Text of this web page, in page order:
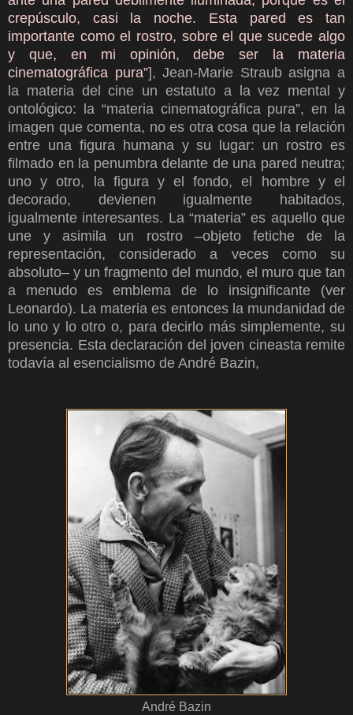
crepúsculo, casi la noche. Esta pared es tan
importante como el rostro, sobre el que sucede algo
y que, en mi opinión, debe ser la materia
cinematográfica pura”], Jean-Marie Straub asigna a
la materia del cine un estatuto a la vez mental y
ontológico: la “materia cinematográfica pura”, en la
imagen que comenta, no es otra cosa que la relación
entre una figura humana y su lugar: un rostro es
filmado en la penumbra delante de una pared neutra;
uno y otro, la figura y el fondo, el hombre y el
decorado, devienen igualmente habitados,
igualmente interesantes. La “materia” es aquello que
une y asimila un rostro –objeto fetiche de la
representación, considerado a veces como su
absoluto– y un fragmento del mundo, el muro que tan
a menudo es emblema de lo insignificante (ver
Leonardo). La materia es entonces la mundanidad de
lo uno y lo otro o, para decirlo más simplemente, su
presencia. Esta declaración del joven cineasta remite
todavía al esencialismo de André Bazin,
André Bazin